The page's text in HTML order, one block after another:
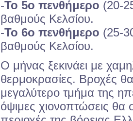
-Το 5ο πενθήμερο (20-
βαθμούς Κελσίου.
-Το 6ο πενθήμερο (25-
βαθμούς Κελσίου.
Ο μήνας ξεκινάει με
θερμοκρασίες. Βροχές
μεγαλύτερο τμήμα της
όψιμες χιονοπτώσεις θα